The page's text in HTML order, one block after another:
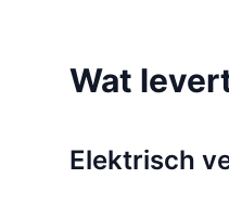
Wat
Elektrisch